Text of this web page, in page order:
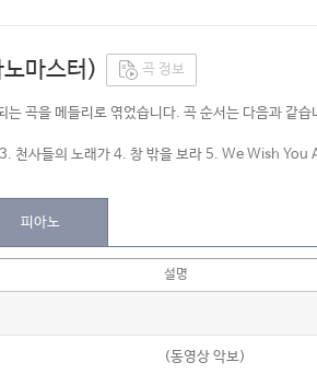
마스터) 곡 정보
는 곡을 메들리로 엮었습니다. 곡 순서는 다음과 같습
천사들의 노래가 4. 창 밖을 보라 5. We Wish
피아노
설명
(동영상 악보)